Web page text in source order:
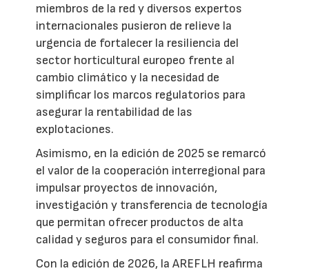
miembros de la red y diversos expertos
internacionales pusieron de relieve la
urgencia de fortalecer la resiliencia del
sector horticultural europeo frente al
cambio climático y la necesidad de
simplificar los marcos regulatorios para
asegurar la rentabilidad de las
explotaciones.
Asimismo, en la edición de 2025 se remarcó
el valor de la cooperación interregional para
impulsar proyectos de innovación,
investigación y transferencia de tecnología
que permitan ofrecer productos de alta
calidad y seguros para el consumidor final.
Con la edición de 2026, la AREFLH reafirma